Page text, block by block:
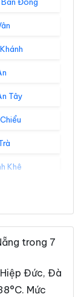
Đông
Tây
Khê
trong 7
Đức, Đà
Mức